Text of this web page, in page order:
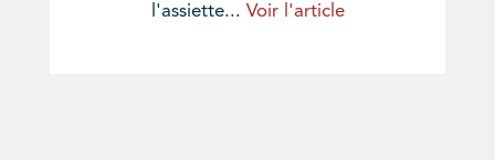
l'assiette... Voir l'article